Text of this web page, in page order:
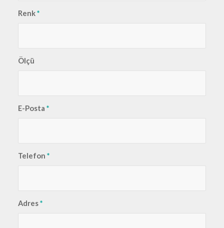
Renk*
Ölçü
E-Posta *
Telefon *
Adres*